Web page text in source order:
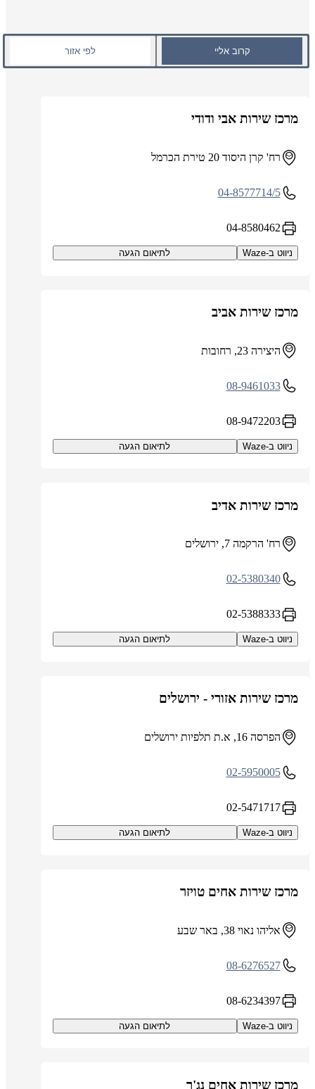
קרוב אליי לפי אזור
מרכז שירות אבי ודודי
רח' קרן היסוד 20 טירת הכרמל
04-8577714/5
04-8580462
ניווט ב-Waze לתיאום הגעה
מרכז שירות אביב
היצירה 23, רחובות
08-9461033
08-9472203
ניווט ב-Waze לתיאום הגעה
מרכז שירות אדיב
רח' הרקמה 7, ירושלים
02-5380340
02-5388333
ניווט ב-Waze לתיאום הגעה
מרכז שירות אזורי - ירושלים
הפרסה 16, א.ת תלפיות ירושלים
02-5950005
02-5471717
ניווט ב-Waze לתיאום הגעה
מרכז שירות אחים טויזר
אליהו נאוי 38, באר שבע
08-6276527
08-6234397
ניווט ב-Waze לתיאום הגעה
מרכז שירות אחים נג'ר